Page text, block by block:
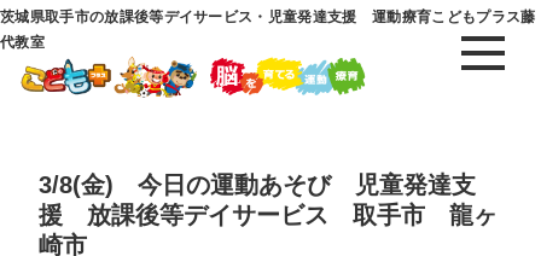
茨城県取手市の放課後等デイサービス・児童発達支援 運動療育こどもプラス藤
代教室
3/8(金) 今日の運動あそび 児童発達支
援 放課後等デイサービス 取手市 龍ヶ
崎市